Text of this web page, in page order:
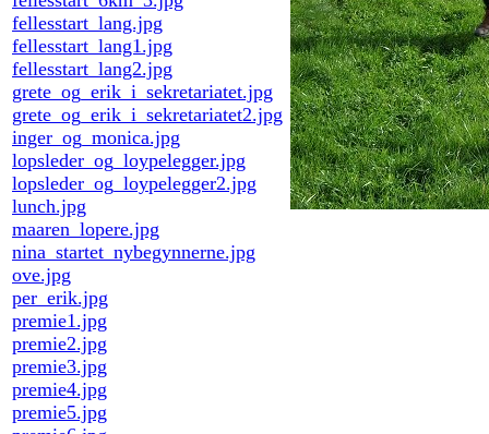
fellesstart_lang.jpg
fellesstart_lang1.jpg
fellesstart_lang2.jpg
grete_og_erik_i_sekretariatet.jpg
grete_og_erik_i_sekretariatet2.jpg
inger_og_monica.jpg
lopsleder_og_loypelegger.jpg
lopsleder_og_loypelegger2.jpg
lunch.jpg
maaren_lopere.jpg
nina_startet_nybegynnerne.jpg
ove.jpg
per_erik.jpg
premie1.jpg
premie2.jpg
premie3.jpg
premie4.jpg
premie5.jpg